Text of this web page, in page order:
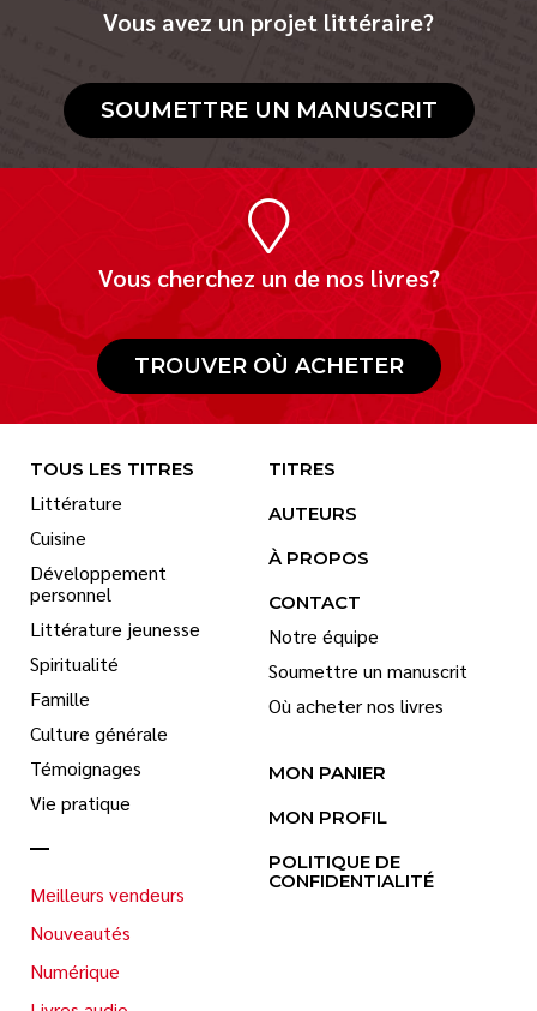
Vous avez un projet littéraire?
SOUMETTRE UN MANUSCRIT
Vous cherchez un de nos livres?
TROUVER OÙ ACHETER
TOUS LES TITRES
Littérature
Cuisine
Développement
personnel
Littérature jeunesse
Spiritualité
Famille
Culture générale
Témoignages
Vie pratique
Meilleurs vendeurs
Nouveautés
Numérique
TITRES
AUTEURS
À PROPOS
CONTACT
Notre équipe
Soumettre un manuscrit
Où acheter nos livres
MON PANIER
MON PROFIL
POLITIQUE DE
CONFIDENTIALITÉ